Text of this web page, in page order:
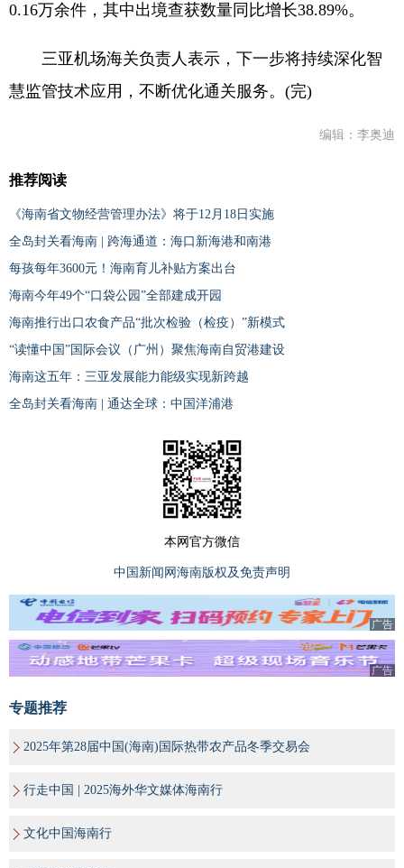
0.16万余件，其中出境查获数量同比增长38.89%。
三亚机场海关负责人表示，下一步将持续深化智
慧监管技术应用，不断优化通关服务。(完)
编辑：李奥迪
推荐阅读
《海南省文物经营管理办法》将于12月18日实施
全岛封关看海南 | 跨海通道：海口新海港和南港
每孩每年3600元！海南育儿补贴方案出台
海南今年49个“口袋公园”全部建成开园
海南推行出口农食产品“批次检验（检疫）”新模式
“读懂中国”国际会议（广州）聚焦海南自贸港建设
海南这五年：三亚发展能力能级实现新跨越
全岛封关看海南 | 通达全球：中国洋浦港
本网官方微信
中国新闻网海南版权及免责声明
广告
广告
专题推荐
2025年第28届中国(海南)国际热带农产品冬季交易会
行走中国 | 2025海外华文媒体海南行
文化中国海南行